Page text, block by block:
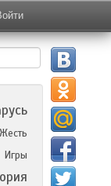
Жесть
Игры